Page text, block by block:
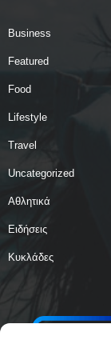
Business
Featured
Food
Lifestyle
Travel
Uncategorized
Αθλητικά
Ειδήσεις
Κυκλάδες